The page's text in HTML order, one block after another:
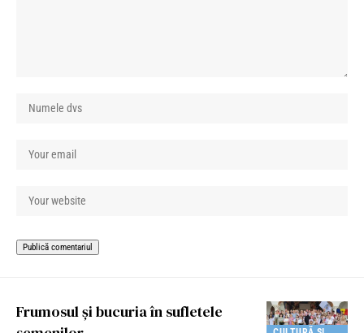
Frumosul și bucuria în sufletele